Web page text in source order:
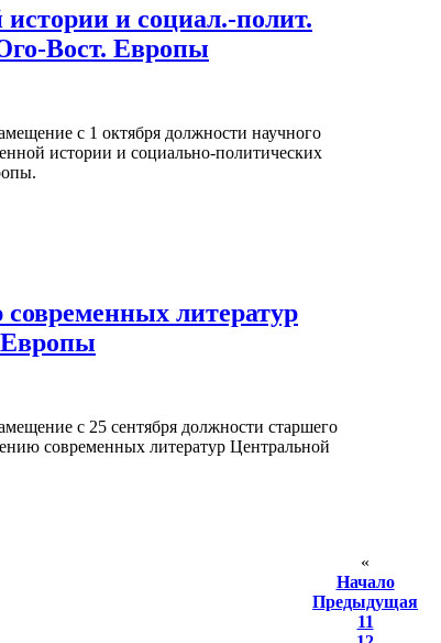
и социал.-полит.
Вост. Европы
с 1 октября должности научного
истории и социально-политических
литератур
с 25 сентября должности старшего
современных литератур Центральной
«
Начало
Предыдущая
11